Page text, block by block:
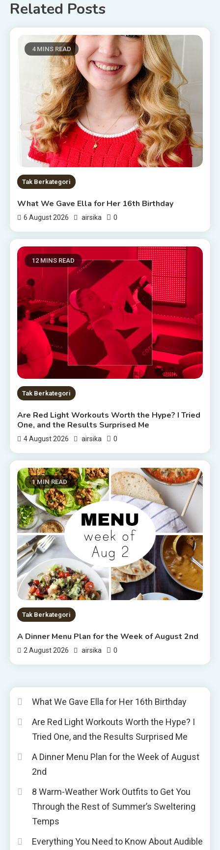
Related Posts
4 MINS READ
Tak Berkategori
What We Gave Ella for Her 16th Birthday
6 August 2026 airsika 0
12 MINS READ
Tak Berkategori
Are Red Light Workouts Worth the Hype? I Tried
One, and the Results Surprised Me
4 August 2026 airsika 0
1 MIN READ
Tak Berkategori
A Dinner Menu Plan for the Week of August 2nd
2 August 2026 airsika 0
What We Gave Ella for Her 16th Birthday
Are Red Light Workouts Worth the Hype? I
Tried One, and the Results Surprised Me
A Dinner Menu Plan for the Week of August
2nd
8 Warm-Weather Work Outfits to Get You
Through the Rest of Summer’s Sweltering
Temps
Everything You Need to Know About Audible